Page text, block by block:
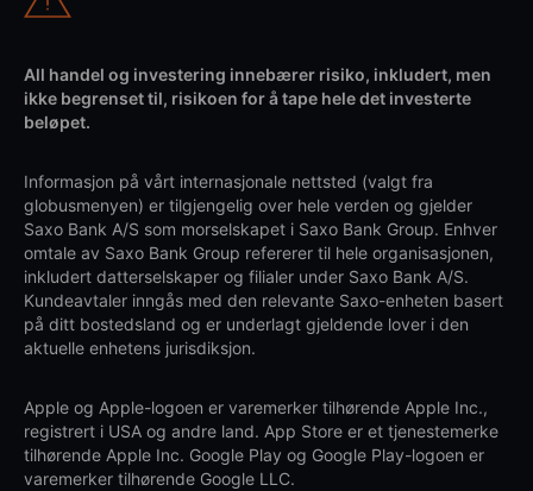
All handel og investering innebærer risiko, inkludert, men
ikke begrenset til, risikoen for å tape hele det investerte
beløpet.
Informasjon på vårt internasjonale nettsted (valgt fra
globusmenyen) er tilgjengelig over hele verden og gjelder
Saxo Bank A/S som morselskapet i Saxo Bank Group. Enhver
omtale av Saxo Bank Group refererer til hele organisasjonen,
inkludert datterselskaper og filialer under Saxo Bank A/S.
Kundeavtaler inngås med den relevante Saxo-enheten basert
på ditt bostedsland og er underlagt gjeldende lover i den
aktuelle enhetens jurisdiksjon.
Apple og Apple-logoen er varemerker tilhørende Apple Inc.,
registrert i USA og andre land. App Store er et tjenestemerke
tilhørende Apple Inc. Google Play og Google Play-logoen er
varemerker tilhørende Google LLC.